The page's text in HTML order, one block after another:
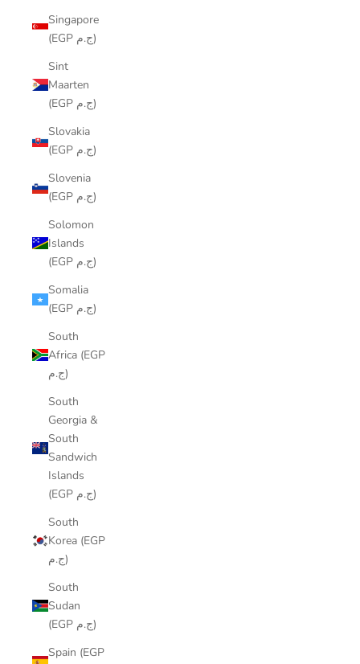
Singapore
(EGP ج.م)
Sint
Maarten
(EGP ج.م)
Slovakia
(EGP ج.م)
Slovenia
(EGP ج.م)
Solomon
Islands
(EGP ج.م)
Somalia
(EGP ج.م)
South
Africa (EGP
ج.م)
South
Georgia &
South
Sandwich
Islands
(EGP ج.م)
South
Korea (EGP
ج.م)
South
Sudan
(EGP ج.م)
Spain (EGP